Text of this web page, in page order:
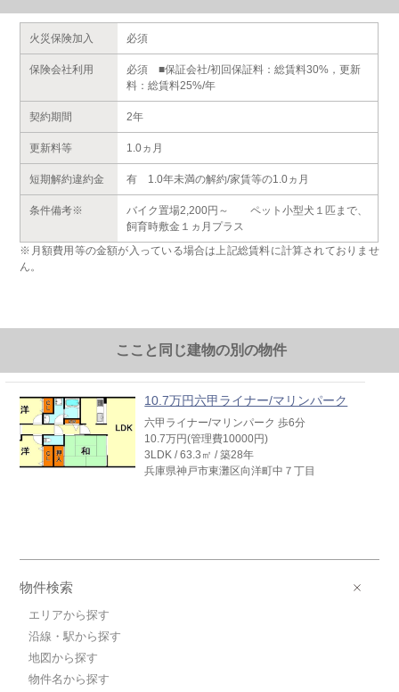
火災保険加入 必須
保険会社利用
必須 ■保証会社/初回保証料：総賃料30%，更新
料：総賃料25%/年
契約期間 2年
更新料等 1.0ヵ月
短期解約違約金 有 1.0年未満の解約/家賃等の1.0ヵ月
条件備考※
バイク置場2,200円～ ペット小型犬１匹まで、
飼育時敷金１ヵ月プラス
※月額費用等の金額が入っている場合は上記総賃料に計算されておりませ
ん。
ここと同じ建物の別の物件
10.7万円六甲ライナー/マリンパーク
六甲ライナー/マリンパーク 歩6分
10.7万円(管理費10000円)
3LDK / 63.3㎡ / 築28年
兵庫県神戸市東灘区向洋町中７丁目
物件検索
エリアから探す
沿線・駅から探す
地図から探す
物件名から探す